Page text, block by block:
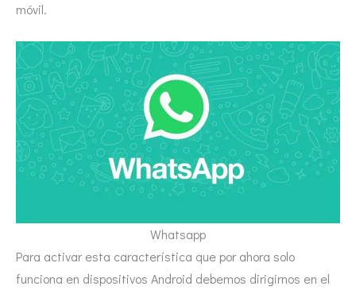
móvil.
Whatsapp
Para activar esta característica que por ahora solo
funciona en dispositivos Android debemos dirigirnos en el